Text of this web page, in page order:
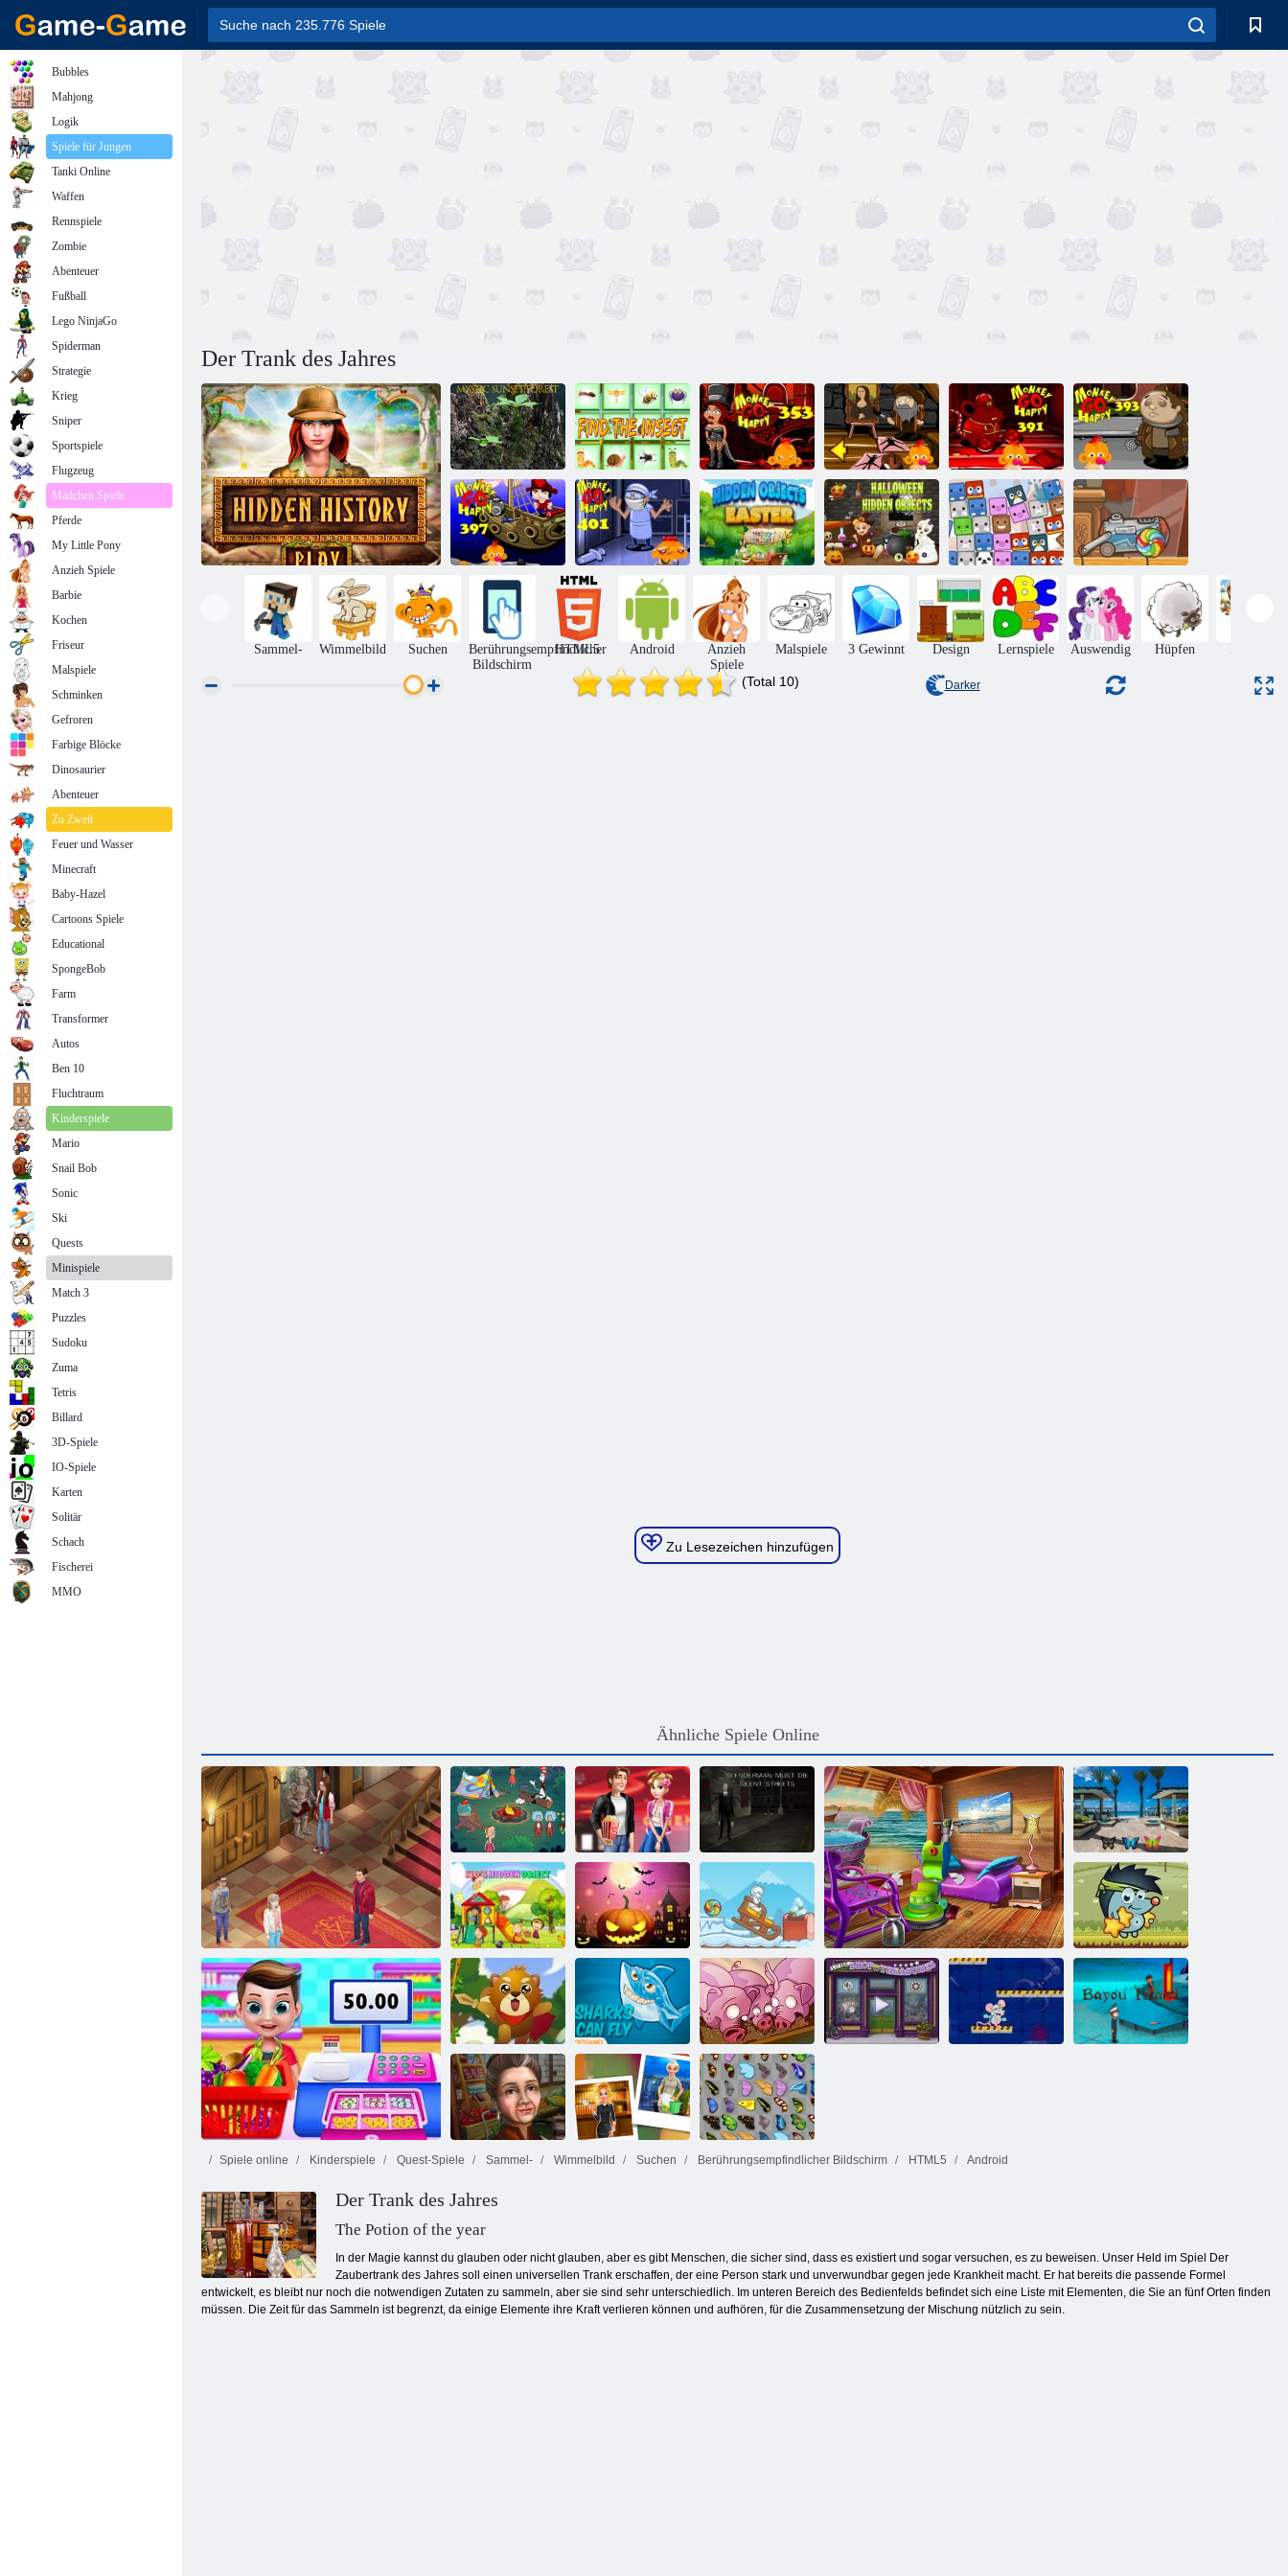
Der Trank des Jahres
Mystischer
Sonnenuntergang
Wald
Finde das Insekt
Monkey Go
Happy Stage
353
Affe Go Happy
Stage 371
Affe Go Happy
Stage 391
Affe Go Happy
Stage 393
Monkey Go
Happy Stage
397
Happy Stage
Wimmelbild
Ostern
Halloween
versteckte
Objekte
Tierfinder
Finden Sie die
Süßigkeit
Sammel- Wimmelbild Suchen
Berührungsempfindlicher
Bildschirm
HTML5 Android
Anzieh
Spiele
Malspiele 3 Gewinnt Design Lernspiele Auswendig Hüpfen Puzzles
(Total 10) Darker
Zu Lesezeichen hinzufügen
Ähnliche Spiele Online
Evermoor Der Faden des Schicksals
Die Katze im
Hut weiß viel
über das!
Lagerzeit
Valentinstag
Kino
Slenderman
muss sterben:
Stille Straßen
Finde 100
Schmetterlinge
Kinder
Wimmelbild
Unheimlich
Halloween-Party
Meine Supermarktgeschichte
Finden Sie die
Süßigkeit:
Winter
Sboschik Äpfeln
Eichhörnchen-
Held
Fliegen Shark
Run, Schwein,
Run
Besonderer Tag
Spiele online Kinderspiele Quest-Spiele Sammel- Wimmelbild Suchen Berührungsempfindlicher Bildschirm HTML5 Android
Der Trank des Jahres
The Potion of the year
In der Magie kannst du glauben oder nicht glauben, aber es gibt Menschen, die sicher sind, dass es existiert und sogar versuchen, es zu beweisen. Unser Held im Spiel Der
Zaubertrank des Jahres soll einen universellen Trank erschaffen, der eine Person stark und unverwundbar gegen jede Krankheit macht. Er hat bereits die passende Formel
entwickelt, es bleibt nur noch die notwendigen Zutaten zu sammeln, aber sie sind sehr unterschiedlich. Im unteren Bereich des Bedienfelds befindet sich eine Liste mit Elementen, die Sie an fünf Orten finden
müssen. Die Zeit für das Sammeln ist begrenzt, da einige Elemente ihre Kraft verlieren können und aufhören, für die Zusammensetzung der Mischung nützlich zu sein.
Bubbles
Mahjong
Logik
Spiele für Jungen
Tanki Online
Waffen
Rennspiele
Zombie
Abenteuer
Fußball
Lego NinjaGo
Spiderman
Strategie
Krieg
Sniper
Sportspiele
Flugzeug
Mädchen Spiele
Pferde
My Little Pony
Anzieh Spiele
Barbie
Kochen
Friseur
Malspiele
Schminken
Gefroren
Farbige Blöcke
Dinosaurier
Abenteuer
Zu Zweit
Feuer und Wasser
Minecraft
Baby-Hazel
Cartoons Spiele
Educational
SpongeBob
Farm
Transformer
Autos
Ben 10
Fluchtraum
Kinderspiele
Mario
Snail Bob
Sonic
Ski
Quests
Minispiele
Match 3
Puzzles
Sudoku
Zuma
Tetris
Billard
3D-Spiele
IO-Spiele
Karten
Solitär
Schach
Fischerei
MMO